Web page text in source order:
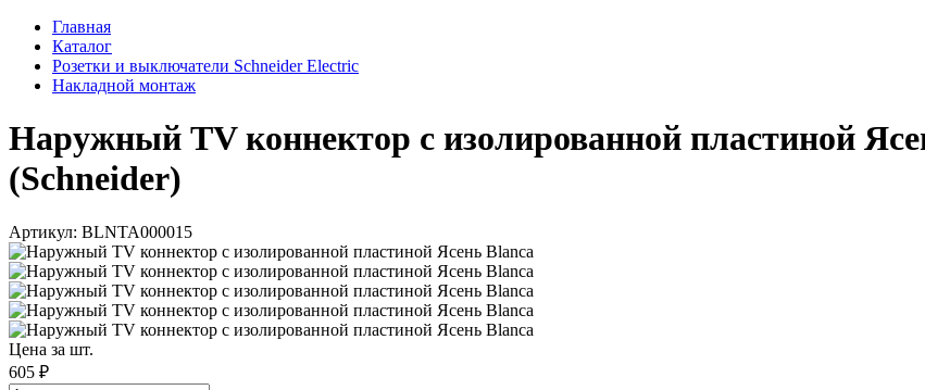
Главная
Каталог
Розетки и выключатели Schneider Electric
Накладной монтаж
Наружный TV коннектор с изолированной пластиной
(Schneider)
Артикул: BLNTA000015
Цена за шт.
605 ₽